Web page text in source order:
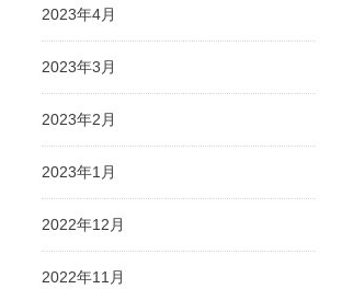
2023年4月
2023年3月
2023年2月
2023年1月
2022年12月
2022年11月